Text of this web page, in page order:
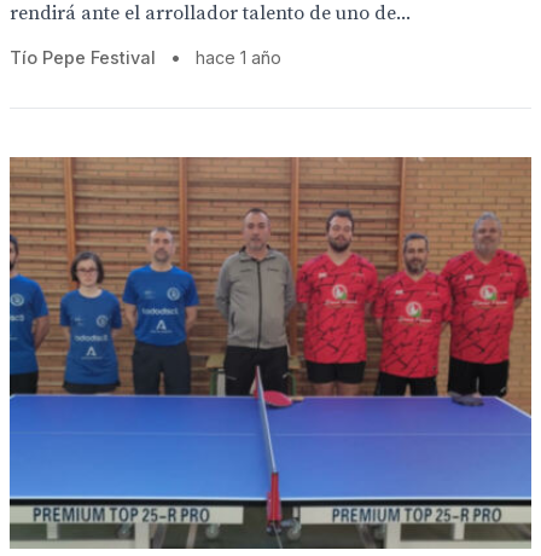
rendirá ante el arrollador talento de uno de...
Tío Pepe Festival • hace 1 año